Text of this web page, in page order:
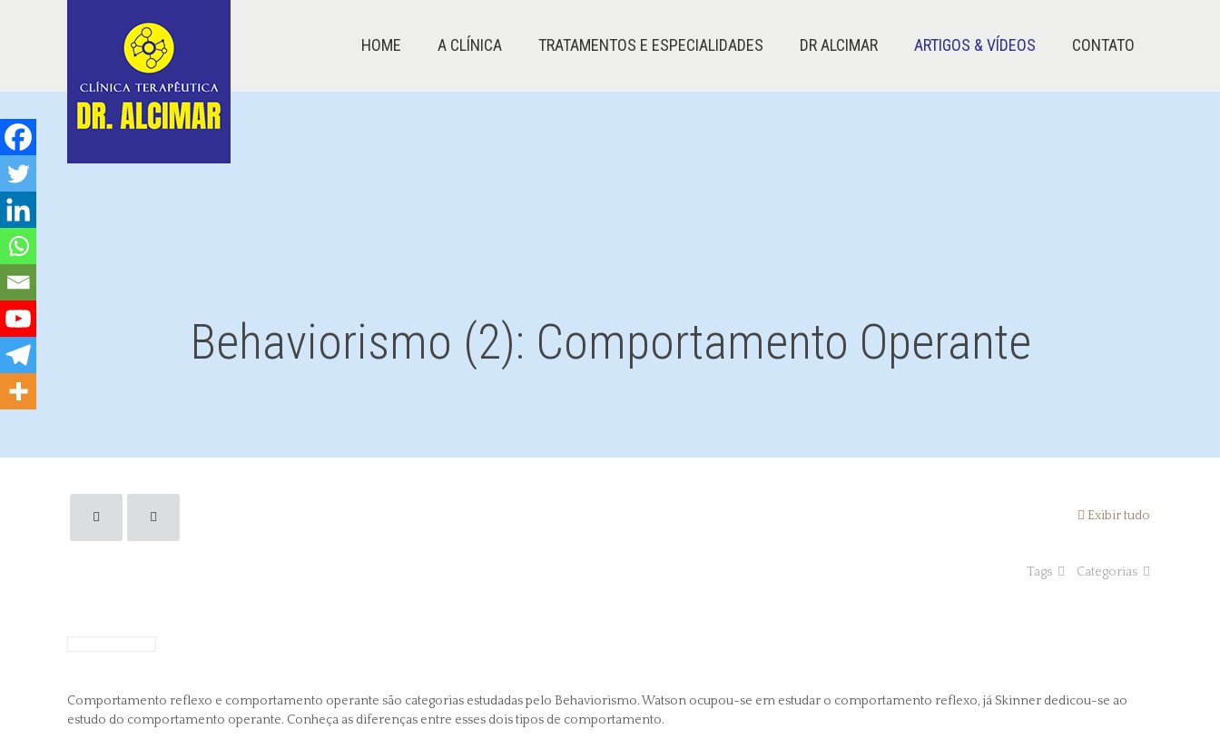
HOME A CLÍNICA TRATAMENTOS E ESPECIALIDADES DR ALCIMAR ARTIGOS & VÍDEOS CONTATO
Behaviorismo (2): Comportamento Operante
Exibir tudo
Categorias
Tags
Comportamento reflexo e comportamento operante são categorias estudadas pelo Behaviorismo. Watson ocupou-se em estudar o comportamento reflexo, já Skinner dedicou-se ao
estudo do comportamento operante. Conheça as diferenças entre esses dois tipos de comportamento.